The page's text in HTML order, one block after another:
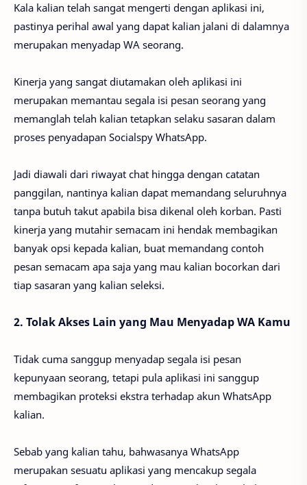
Kala kalian telah sangat mengerti dengan aplikasi ini,
pastinya perihal awal yang dapat kalian jalani di dalamnya
merupakan menyadap WA seorang.
Kinerja yang sangat diutamakan oleh aplikasi ini
merupakan memantau segala isi pesan seorang yang
memanglah telah kalian tetapkan selaku sasaran dalam
proses penyadapan Socialspy WhatsApp.
Jadi diawali dari riwayat chat hingga dengan catatan
panggilan, nantinya kalian dapat memandang seluruhnya
tanpa butuh takut apabila bisa dikenal oleh korban. Pasti
kinerja yang mutahir semacam ini hendak membagikan
banyak opsi kepada kalian, buat memandang contoh
pesan semacam apa saja yang mau kalian bocorkan dari
tiap sasaran yang kalian seleksi.
2. Tolak Akses Lain yang Mau Menyadap WA Kamu
Tidak cuma sanggup menyadap segala isi pesan
kepunyaan seorang, tetapi pula aplikasi ini sanggup
membagikan proteksi ekstra terhadap akun WhatsApp
kalian.
Sebab yang kalian tahu, bahwasanya WhatsApp
merupakan sesuatu aplikasi yang mencakup segala